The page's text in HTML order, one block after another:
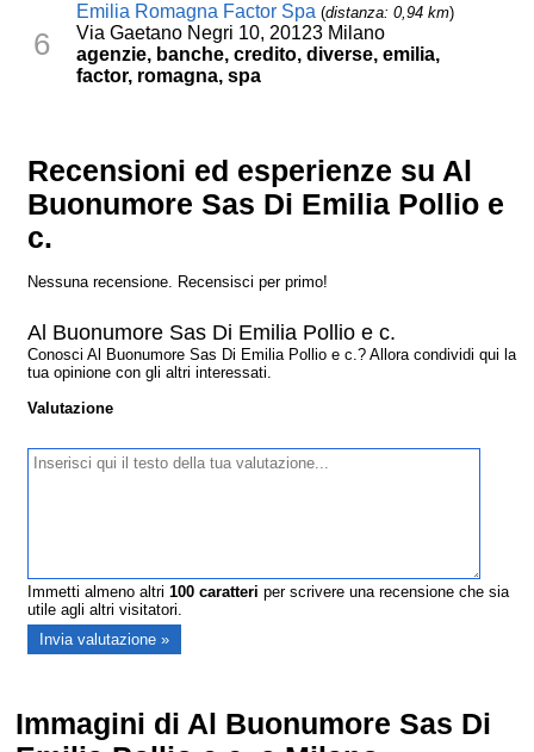
6
Emilia Romagna Factor Spa (distanza: 0,94 km)
Via Gaetano Negri 10, 20123 Milano
agenzie, banche, credito, diverse, emilia,
factor, romagna, spa
Recensioni ed esperienze su Al
Buonumore Sas Di Emilia Pollio e
c.
Nessuna recensione. Recensisci per primo!
Al Buonumore Sas Di Emilia Pollio e c.
Conosci Al Buonumore Sas Di Emilia Pollio e c.? Allora condividi qui la
tua opinione con gli altri interessati.
Valutazione
Immetti almeno altri100 caratteri per scrivere una recensione che sia
utile agli altri visitatori.
Immagini di Al Buonumore Sas Di